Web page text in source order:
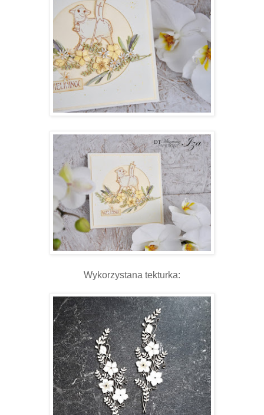
Wykorzystana tekturka: